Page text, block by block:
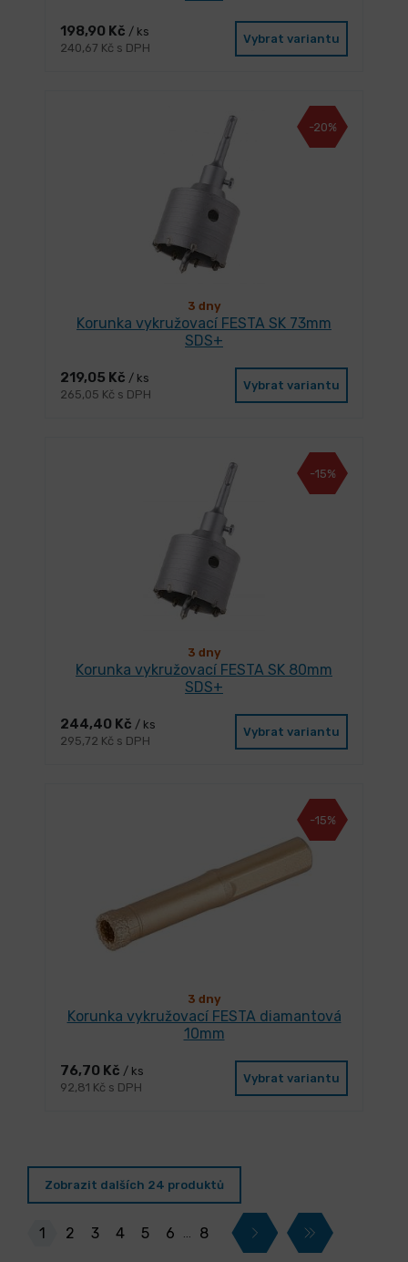
198,90 Kč / ks
240,67 Kč s DPH
Vybrat variantu
-20%
3 dny
Korunka vykružovací FESTA SK 73mm
SDS+
219,05 Kč / ks
265,05 Kč s DPH
Vybrat variantu
-15%
3 dny
Korunka vykružovací FESTA SK 80mm
SDS+
244,40 Kč / ks
295,72 Kč s DPH
Vybrat variantu
-15%
3 dny
Korunka vykružovací FESTA diamantová
10mm
76,70 Kč / ks
92,81 Kč s DPH
Vybrat variantu
Zobrazit dalších 24 produktů
1 2 3 4 5 6 … 8